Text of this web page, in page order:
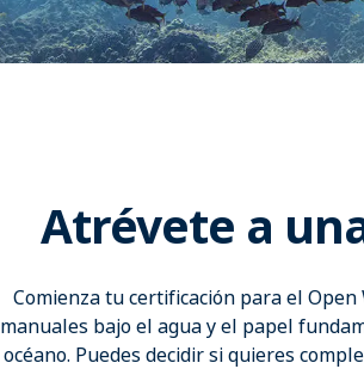
Atrévete a
Comienza tu certificación para el
manuales bajo el agua y el papel
océano. Puedes decidir si quieres